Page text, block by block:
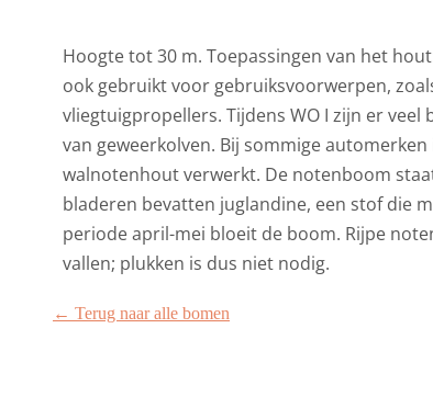
Hoogte tot 30 m. Toepassingen van het
ook gebruikt voor gebruiksvoorwerpen,
vliegtuigpropellers. Tijdens WO I zijn er
van geweerkolven. Bij sommige
walnotenhout verwerkt. De notenboom
bladeren bevatten juglandine, een stof die
periode april-mei bloeit de boom. Rijpe
vallen; plukken is dus niet nodig.
← Terug naar alle bomen